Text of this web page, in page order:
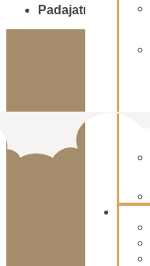
Padajatra 2026